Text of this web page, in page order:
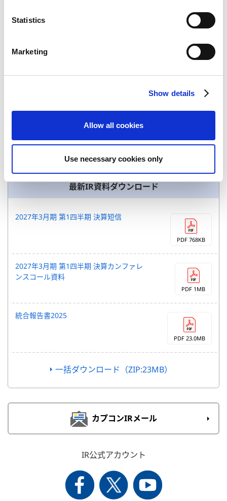
Statistics
Marketing
Show details
Allow all cookies
Use necessary cookies only
2026年06月19日
統合報告書
最新IR資料ダウンロード
2027年3月期 第1四半期 決算短信
PDF 768KB
2027年3月期 第1四半期 決算カンファレ
ンスコール資料
PDF 1MB
統合報告書2025
PDF 23.0MB
一括ダウンロード（ZIP:23MB）
カプコンIRメール
IR公式アカウント